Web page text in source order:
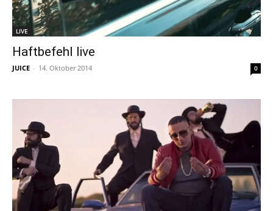
LIVE
Haftbefehl live
JUICE - 14. Oktober 2014 0